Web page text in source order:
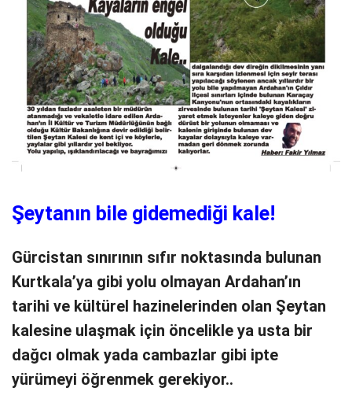
Şeytanın bile gidemediği kale!
Gürcistan sınırının sıfır noktasında bulunan
Kurtkala’ya gibi yolu olmayan Ardahan’ın
tarihi ve kültürel hazinelerinden olan Şeytan
kalesine ulaşmak için öncelikle ya usta bir
dağcı olmak yada cambazlar gibi ipte
yürümeyi öğrenmek gerekiyor..